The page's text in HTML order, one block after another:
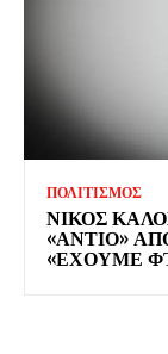
ΠΟΛΙΤΙΣΜΟΣ
ΝΙΚΟΣ
«ΑΝΤΙΟ»
«ΕΧΟΥΜΕ